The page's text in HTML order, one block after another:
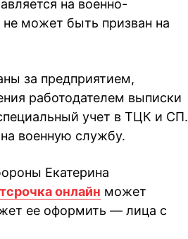
на военно-
может быть призван на
за предприятием,
работодателем выписки
учет в ТЦК и СП.
военную службу.
Екатерина
онлайн может
ее оформить — лица с